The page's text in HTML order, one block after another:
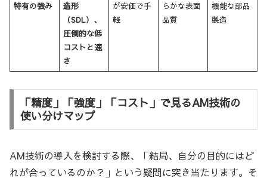
特有の強み
造形
（SDL）、
圧倒的な低
コストと速
さ
が安価で手
軽
らかな表面
品質
機能な部品
製造
「精度」「強度」「コスト」で見るAM技術の
使い分けマップ
AM技術の導入を検討する際、「結局、自分の目的にはど
れが合っているのか？」という疑問に突き当たります。そ